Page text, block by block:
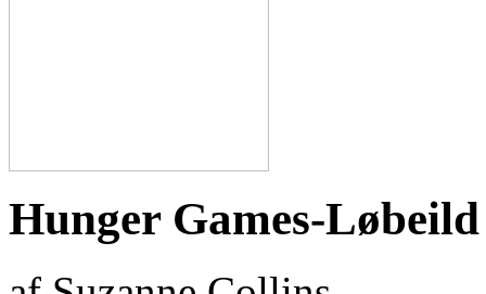
Hunger Games-Løbeild